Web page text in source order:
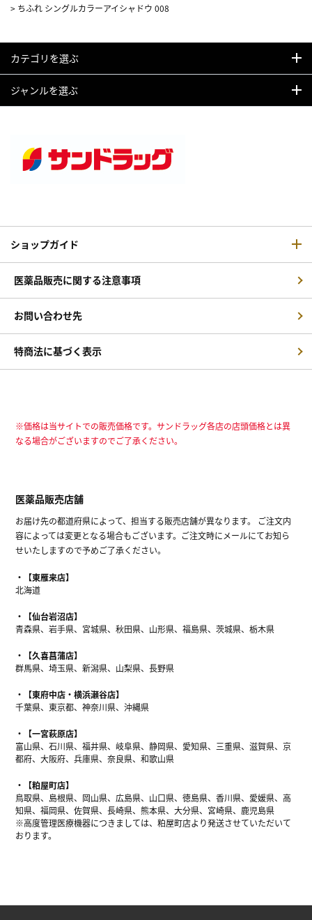
> ちふれ シングルカラーアイシャドウ 008
カテゴリを選ぶ
ジャンルを選ぶ
ショップガイド
医薬品販売に関する注意事項
お問い合わせ先
特商法に基づく表示
※価格は当サイトでの販売価格です。サンドラッグ各店の店頭価格とは異
なる場合がございますのでご了承ください。
医薬品販売店舗
お届け先の都道府県によって、担当する販売店舗が異なります。 ご注文内
容によっては変更となる場合もございます。ご注文時にメールにてお知ら
せいたしますので予めご了承ください。
【東雁来店】
北海道
【仙台岩沼店】
青森県、岩手県、宮城県、秋田県、山形県、福島県、茨城県、栃木県
【久喜菖蒲店】
群馬県、埼玉県、新潟県、山梨県、長野県
【東府中店・横浜瀬谷店】
千葉県、東京都、神奈川県、沖縄県
【一宮萩原店】
富山県、石川県、福井県、岐阜県、静岡県、愛知県、三重県、滋賀県、京
都府、大阪府、兵庫県、奈良県、和歌山県
【粕屋町店】
鳥取県、島根県、岡山県、広島県、山口県、徳島県、香川県、愛媛県、高
知県、福岡県、佐賀県、長崎県、熊本県、大分県、宮崎県、鹿児島県
※高度管理医療機器につきましては、粕屋町店より発送させていただいて
おります。